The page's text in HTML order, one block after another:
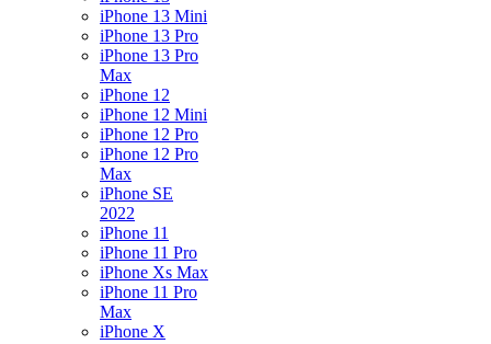
iPhone 13 Mini
iPhone 13 Pro
iPhone 13 Pro
Max
iPhone 12
iPhone 12 Mini
iPhone 12 Pro
iPhone 12 Pro
Max
iPhone SE
2022
iPhone 11
iPhone 11 Pro
iPhone Xs Max
iPhone 11 Pro
Max
iPhone X